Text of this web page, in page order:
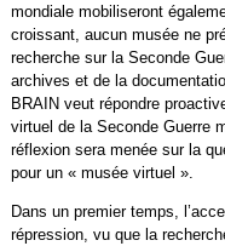
mondiale mobiliseront
croissant, aucun musée ne
recherche sur la Seconde
archives et de la
BRAIN veut répondre
virtuel de la Seconde Guerre
réflexion sera menée sur la
pour un « musée virtuel ».
Dans un premier temps,
répression, vu que la